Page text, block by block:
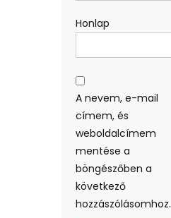
Honlap
A nevem, e-mail
címem, és
weboldalcímem
mentése a
böngészőben a
következő
hozzászólásomhoz.